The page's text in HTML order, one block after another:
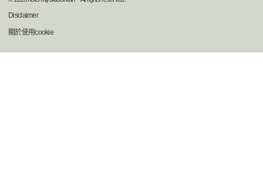
Disclaimer
關於使用cookie